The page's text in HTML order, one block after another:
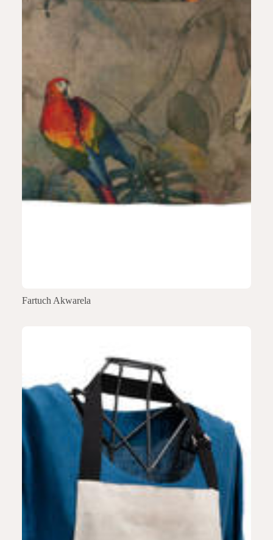
Fartuch Akwarela